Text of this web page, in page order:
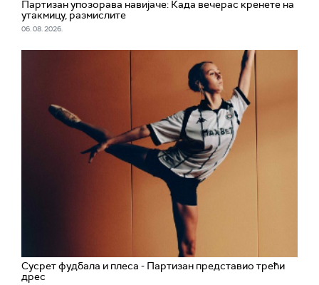
Партизан упозорава навијаче: Када вечерас кренете на
утакмицу, размислите
06. 08. 2026.
Сусрет фудбала и плеса - Партизан представио трећи
дрес